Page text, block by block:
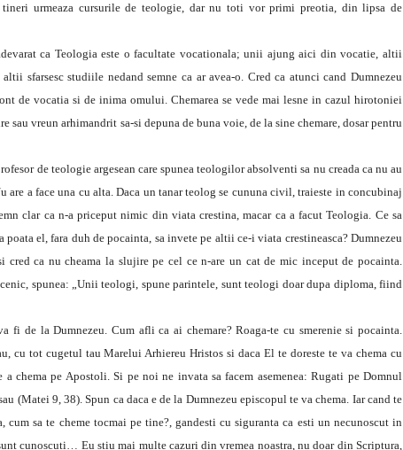
urmeaza cursurile de teologie, dar nu toti vor primi preotia, din lipsa de
ca Teologia este o facultate vocationala; unii ajung aici din vocatie, altii
sfarsesc studiile nedand semne ca ar avea-o. Cred ca atunci cand Dumnezeu
de vocatia si de inima omului. Chemarea se vede mai lesne in cazul hirotoniei
sau vreun arhimandrit sa-si depuna de buna voie, de la sine chemare, dosar pentru
de teologie argesean care spunea teologilor absolventi sa nu creada ca nu au
are a face una cu alta. Daca un tanar teolog se cununa civil, traieste in concubinaj
clar ca n-a priceput nimic din viata crestina, macar ca a facut Teologia. Ce sa
poata el, fara duh de pocainta, sa invete pe altii ce-i viata crestineasca? Dumnezeu
cred ca nu cheama la slujire pe cel ce n-are un cat de mic inceput de pocainta.
spunea: „Unii teologi, spune parintele, sunt teologi doar dupa diploma, fiind
fi de la Dumnezeu. Cum afli ca ai chemare? Roaga-te cu smerenie si pocainta.
cu tot cugetul tau Marelui Arhiereu Hristos si daca El te doreste te va chema cu
chema pe Apostoli. Si pe noi ne invata sa facem asemenea: Rugati pe Domnul
(Matei 9, 38). Spun ca daca e de la Dumnezeu episcopul te va chema. Iar cand te
cum sa te cheme tocmai pe tine?, gandesti cu siguranta ca esti un necunoscut in
cunoscuti… Eu stiu mai multe cazuri din vremea noastra, nu doar din Scriptura,